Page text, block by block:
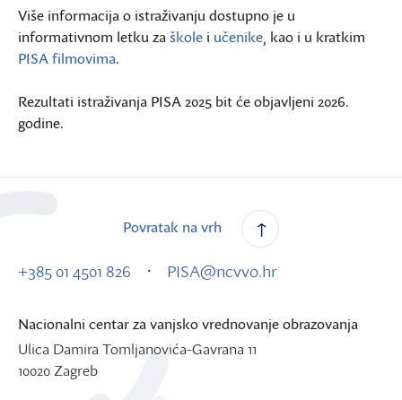
Više informacija o istraživanju dostupno je u
informativnom letku zaškole i učenike, kao i u kratkim
PISA filmovima.
Rezultati istraživanja PISA 2025 bit će objavljeni 2026.
godine.
Povratak na vrh
+385 01 4501 826 · PISA@ncvvo.hr
Nacionalni centar za vanjsko vrednovanje obrazovanja
Ulica Damira Tomljanovića-Gavrana 11
10020 Zagreb